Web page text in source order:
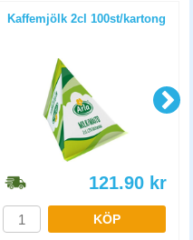
Kaffemjölk 2cl 100st/kartong
121.90 kr
KÖP